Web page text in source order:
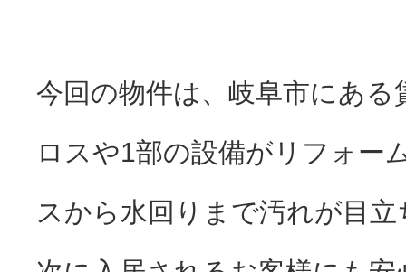
今回の物件は、岐阜市にあ
ロスや1部の設備がリフォ
スから水回りまで汚れが目立